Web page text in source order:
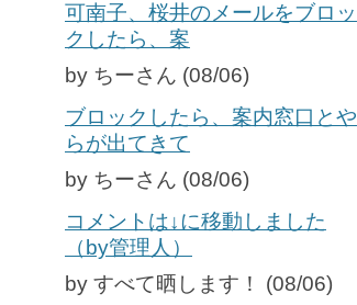
可南子、桜井のメールをブロッ
クしたら、案
by ちーさん (08/06)
ブロックしたら、案内窓口とや
らが出てきて
by ちーさん (08/06)
コメントは↓に移動しました
（by管理人）
by すべて晒します！ (08/06)